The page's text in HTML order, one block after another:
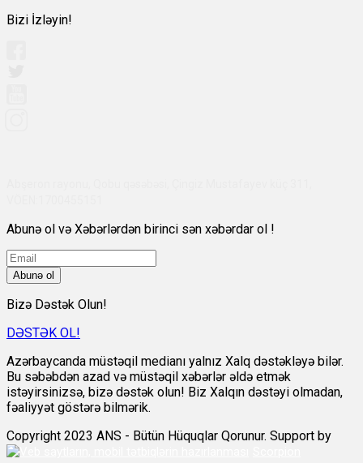
Bizi İzləyin!
Abunə ol və Xəbərlərdən birinci sən xəbərdar ol !
Abunə ol
Bizə Dəstək Olun!
DƏSTƏK OL!
Azərbaycanda müstəqil medianı yalnız Xalq dəstəkləyə bilər.
Bu səbəbdən azad və müstəqil xəbərlər əldə etmək
istəyirsinizsə, bizə dəstək olun! Biz Xalqın dəstəyi olmadan,
fəaliyyət göstərə bilmərik.
Copyright 2023 ANS - Bütün Hüquqlar Qorunur. Support by